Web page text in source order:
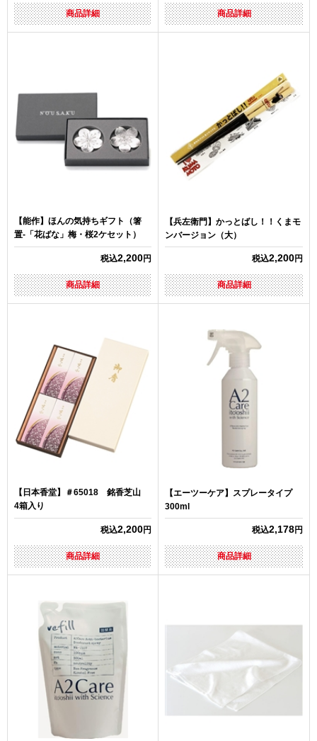
商品詳細 商品詳細
【能作】ほんの気持ちギフト（箸
置-「花ばな」梅・桜2ケセット）
税込2,200円
商品詳細
【兵左衛門】かっとばし！！くまモ
ンバージョン（大）
税込2,200円
商品詳細
【日本香堂】＃65018 銘香芝山
4箱入り
税込2,200円
商品詳細
【エーツーケア】スプレータイプ
300ml
税込2,178円
商品詳細